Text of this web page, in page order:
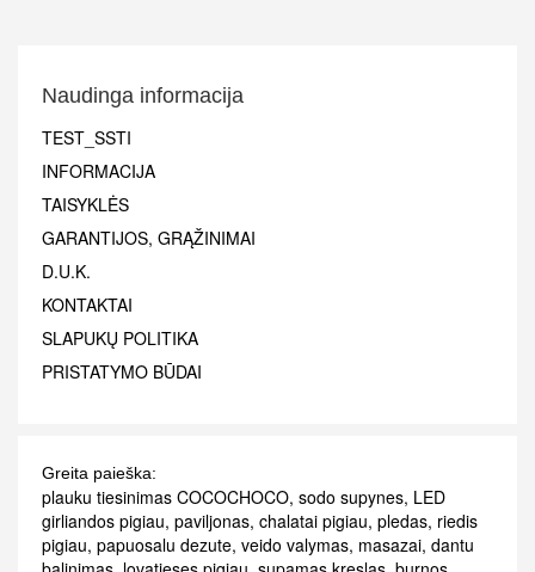
Naudinga informacija
TEST_SSTI
INFORMACIJA
TAISYKLĖS
GARANTIJOS, GRĄŽINIMAI
D.U.K.
KONTAKTAI
SLAPUKŲ POLITIKA
PRISTATYMO BŪDAI
Greita paieška:
plauku tiesinimas COCOCHOCO, sodo supynes, LED
girliandos pigiau, paviljonas, chalatai pigiau, pledas, riedis
pigiau, papuosalu dezute, veido valymas, masazai, dantu